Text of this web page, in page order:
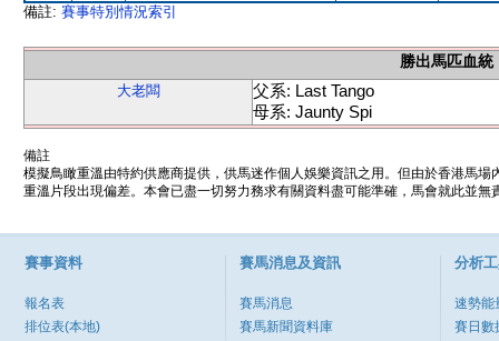
備註: 賽事特別情況索引
勝出馬匹血統
大老闆
父系: Last Tango
母系: Jaunty Spi
備註
模擬鳥瞰重溫由特約供應商提供，供馬迷作個人娛樂資訊之用。但由於香港馬
重溫片段出現偏差。本會已盡一切努力務求有關資料盡可能準確，馬會就此並
賽事資料
報名表
排位表(本地)
賽馬消息及資訊
賽馬消息
賽馬新聞資料庫
分析
速勢能
賽日數